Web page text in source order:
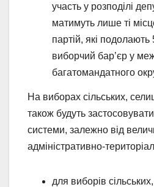
участь у розподілі
матимуть лише ті
партій, які подолають
виборчий бар’єр у
багатомандатного
На виборах сільських,
також будуть
системи, залежно від
адміністративно-
для виборів